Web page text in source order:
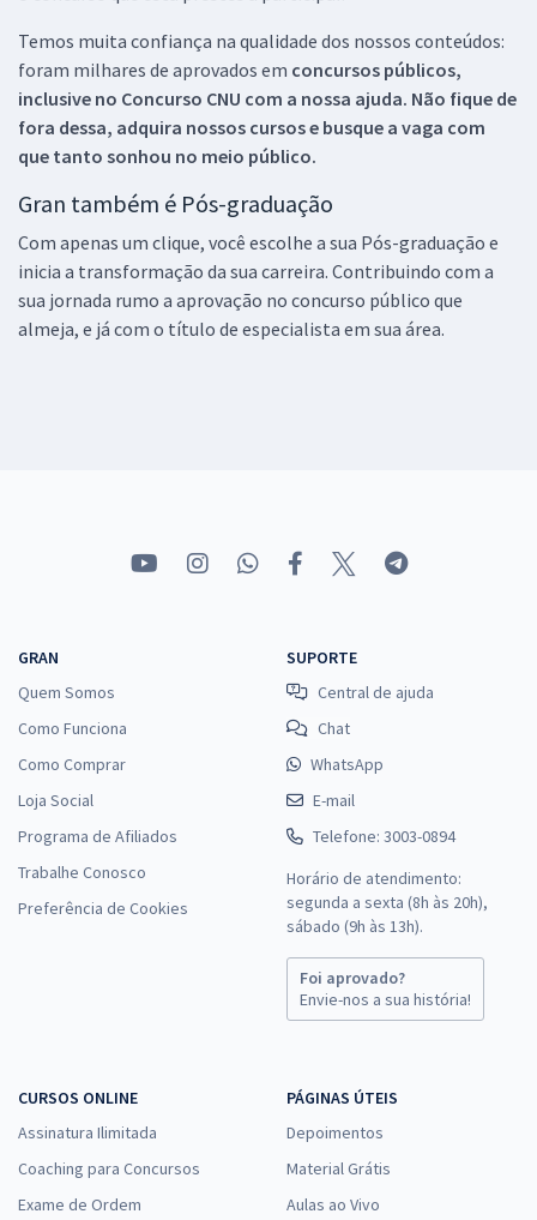
Temos muita confiança na qualidade dos nossos conteúdos:
foram milhares de aprovados em concursos públicos,
inclusive no Concurso CNU com a nossa ajuda. Não fique de
fora dessa, adquira nossos cursos e busque a vaga com
que tanto sonhou no meio público.
Gran também é Pós-graduação
Com apenas um clique, você escolhe a sua Pós-graduação e
inicia a transformação da sua carreira. Contribuindo com a
sua jornada rumo a aprovação no concurso público que
almeja, e já com o título de especialista em sua área.
GRAN
Quem Somos
Como Funciona
Como Comprar
Loja Social
Programa de Afiliados
Trabalhe Conosco
Preferência de Cookies
SUPORTE
Central de ajuda
Chat
WhatsApp
E-mail
Telefone: 3003-0894
Horário de atendimento:
segunda a sexta (8h às 20h),
sábado (9h às 13h).
Foi aprovado?
Envie-nos a sua história!
CURSOS ONLINE
Assinatura Ilimitada
Coaching para Concursos
Exame de Ordem
PÁGINAS ÚTEIS
Depoimentos
Material Grátis
Aulas ao Vivo